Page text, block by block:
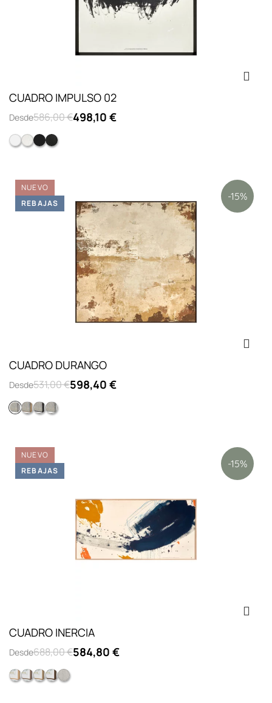
CUADRO IMPULSO 02
Desde586,00 €498,10 €
Marco pirámide blanco lacado
Marco pirámide blanco poro
Marco pirámide negro lacado
Marco pirámide negro poro
CUADRO DURANGO
Desde531,00 €598,40 €
Opc.2: marco L lacado blanco
Opc.4: marco L chapado roble
Opc.3: marco L lacado negro
Opc.1: sin marco
NUEVO
-15%
REBAJAS
CUADRO INERCIA
Desde688,00 €584,80 €
Cubo 09 haya
Cubo 09 nogal
Cubo 09 roble
Cubo 09 wengue
Cubo 09 gris decapé
NUEVO
-15%
REBAJAS